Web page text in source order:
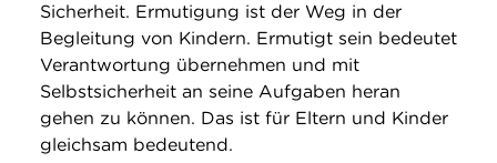
Sicherheit. Ermutigung ist der Weg in der
Begleitung von Kindern. Ermutigt sein bedeutet
Verantwortung übernehmen und mit
Selbstsicherheit an seine Aufgaben heran
gehen zu können. Das ist für Eltern und Kinder
gleichsam bedeutend.